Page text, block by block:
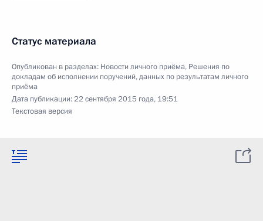
Статус материала
Опубликован в разделах: Новости личного приёма, Решения по
докладам об исполнении поручений, данных по результатам личного
приёма
Дата публикации:22 сентября 2015 года, 19:51
Текстовая версия